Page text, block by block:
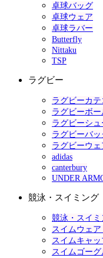
卓球バッグ
卓球ウェア
卓球ラバー
Butterfly
Nittaku
TSP
ラグビー
ラグビーカ
ラグビーボー
ラグビーシ
ラグビーバッ
ラグビーウェ
adidas
canterbury
UNDER
競泳・スイミング
競泳・スイ
スイムウェ
スイムキャッ
スイムゴーグ